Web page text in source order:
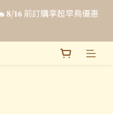
𝟖/𝟏𝟔 前訂購享超早鳥優惠
𝟖/𝟏𝟔 前訂購享超早鳥優惠
【限時免費試吃 & 優惠
立即填單索取報價 🎁